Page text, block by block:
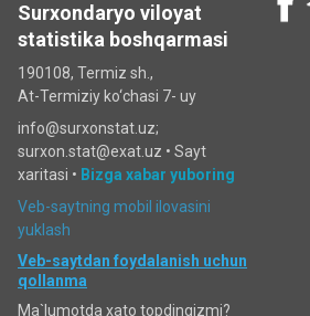
Surxondaryo viloyat
statistika boshqarmasi
190108, Termiz sh.,
At-Termiziy ko‘chasi 7- uy
info@surxonstat.uz;
surxon.stat@exat.uz • Sayt
xaritasi • Bizga xabar yuboring
Veb-saytning mobil ilovasini
yuklash
Veb-saytdan foydalanish uchun
qollanma
Ma`lumotda xato topdingizmi?